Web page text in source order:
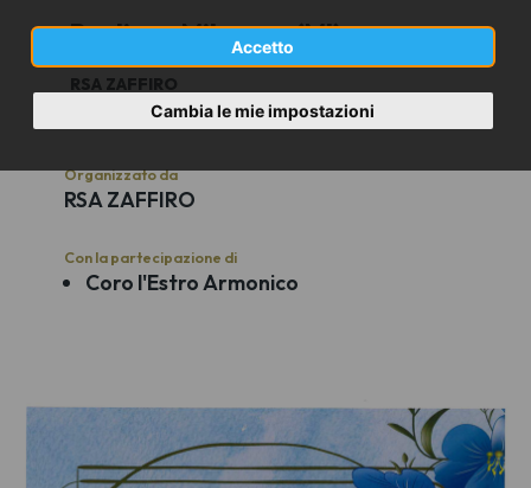
Accetto
Cambia le mie impostazioni
Pogliano Milanese (MI)
RSA ZAFFIRO
Organizzato da
RSA ZAFFIRO
Con la partecipazione di
Coro l'Estro Armonico